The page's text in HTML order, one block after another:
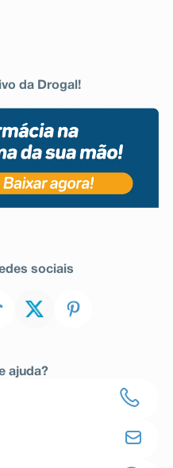
em pacientes com
de insuficiência
os benefícios
possíveis riscos. A
ser ajustadas e os
cuidadosamente. -
não é recomendado em
idade inferior a 16 anos
da Drogal!
sociais
ajuda?